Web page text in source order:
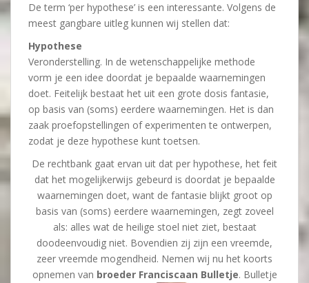
De term ‘per hypothese’ is een interessante. Volgens de
meest gangbare uitleg kunnen wij stellen dat:
Hypothese
Veronderstelling. In de wetenschappelijke methode
vorm je een idee doordat je bepaalde waarnemingen
doet. Feitelijk bestaat het uit een grote dosis fantasie,
op basis van (soms) eerdere waarnemingen. Het is dan
zaak proefopstellingen of experimenten te ontwerpen,
zodat je deze hypothese kunt toetsen.
De rechtbank gaat ervan uit dat per hypothese, het feit
dat het mogelijkerwijs gebeurd is doordat je bepaalde
waarnemingen doet, want de fantasie blijkt groot op
basis van (soms) eerdere waarnemingen, zegt zoveel
als: alles wat de heilige stoel niet ziet, bestaat
doodeenvoudig niet. Bovendien zij zijn een vreemde,
zeer vreemde mogendheid. Nemen wij nu het koorts
opnemen van broeder Franciscaan Bulletje. Bulletje